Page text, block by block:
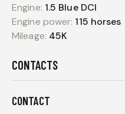
Engine: 1.5 Blue DCI
Engine power: 115 horses
Mileage: 45K
CONTACTS
CONTACT